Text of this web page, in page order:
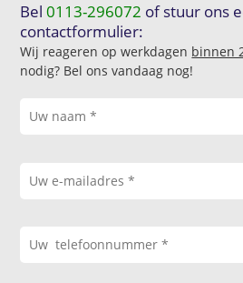
Bel0113-296072 of stuur ons
contactformulier:
Wij reageren op werkdagen binnen
nodig? Bel ons vandaag nog!